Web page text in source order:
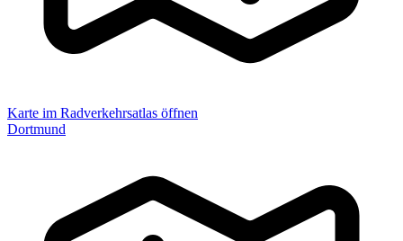
Karte im Radverkehrsatlas öffnen
Dortmund